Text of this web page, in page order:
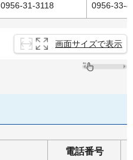
0956-31-3118 0956-33-
画面サイズで表示
電話番号